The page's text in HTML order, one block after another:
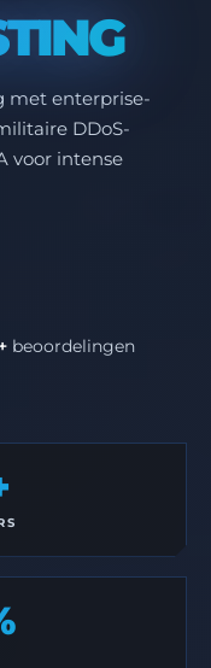
met enterprise-
DDoS-
voor intense
beoordelingen